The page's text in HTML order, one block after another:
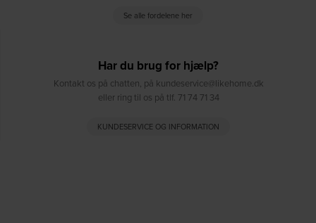
Se alle fordelene her
Har du brug for hjælp?
Kontakt os på chatten, på kundeservice@likehome.dk
eller ring til os på tlf. 71 74 71 34
KUNDESERVICE OG INFORMATION